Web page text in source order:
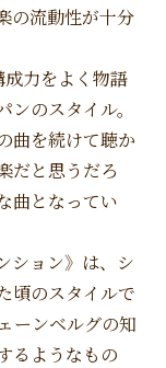
の流動性が十分
力をよく物語
のスタイル。
曲を続けて聴か
だと思うだろ
曲となってい
ション》は、シ
頃のスタイルで
ーンベルグの知
るようなもの